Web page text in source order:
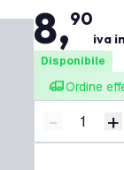
8,90
iva
Disponibile
Ordine
Riduci
- +